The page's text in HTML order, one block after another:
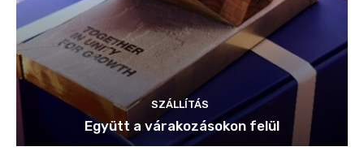
SZÁLLÍTÁS
Együtt a várakozásokon felül